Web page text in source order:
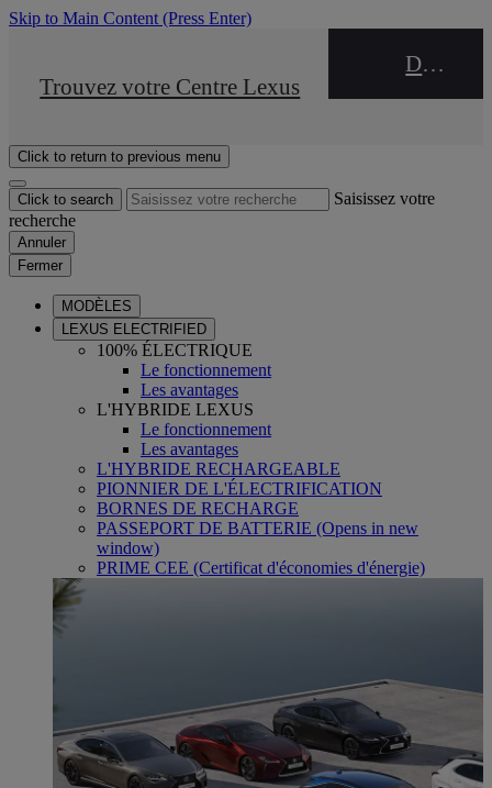
Skip to Main Content (Press Enter)
STOP DRIVE Takata
Trouvez votre Centre Lexus
DEALER NAME
Click to return to previous menu
Click to search
Saisissez votre
recherche
Annuler
Fermer
MODÈLES
LEXUS ELECTRIFIED
100% ÉLECTRIQUE
Le fonctionnement
Les avantages
L'HYBRIDE LEXUS
Le fonctionnement
Les avantages
L'HYBRIDE RECHARGEABLE
PIONNIER DE L'ÉLECTRIFICATION
BORNES DE RECHARGE
PASSEPORT DE BATTERIE (Opens in new
window)
PRIME CEE (Certificat d'économies d'énergie)